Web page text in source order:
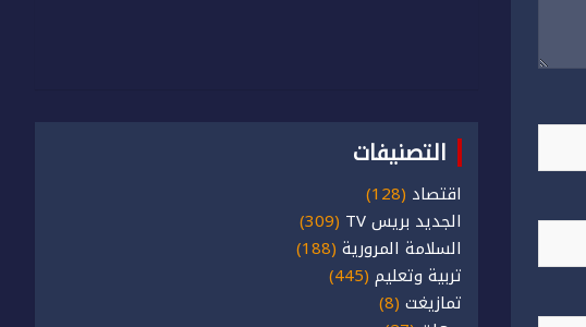
التصنيفات
اقتصاد (128)
الجديد بريس TV
(309)
السلامة المرورية (188)
تربية وتعليم (445)
تمازيغت (8)